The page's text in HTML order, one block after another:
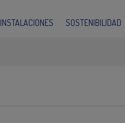
INSTALACIONES SOSTENIBILIDAD